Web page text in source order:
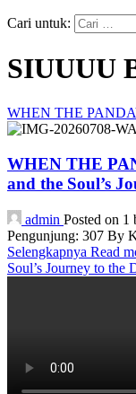
Cari untuk:
SIUUUU
WHEN THE
WHEN THE
and the Soul’s
admin Posted on 1
Pengunjung: 307 By
Selengkapnya Read
Soul’s Journey to the